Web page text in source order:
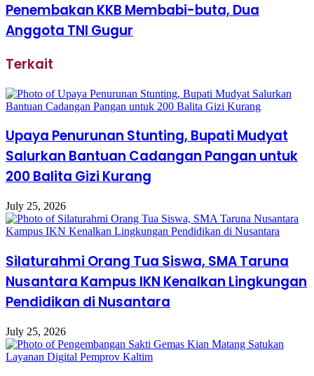
Penembakan KKB Membabi-buta, Dua
Anggota TNI Gugur
Terkait
Upaya Penurunan Stunting, Bupati Mudyat
Salurkan Bantuan Cadangan Pangan untuk
200 Balita Gizi Kurang
July 25, 2026
Silaturahmi Orang Tua Siswa, SMA Taruna
Nusantara Kampus IKN Kenalkan Lingkungan
Pendidikan di Nusantara
July 25, 2026